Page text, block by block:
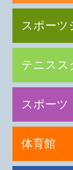
スポーツ
テニスス
スポーツ
体育館